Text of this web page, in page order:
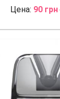
Цена: 90 грн